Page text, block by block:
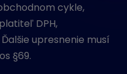
cykle,
DPH,
upresnenie musí
§69.